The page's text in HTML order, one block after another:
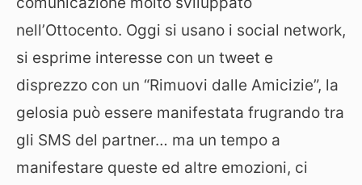
nell’Ottocento. Oggi si usano i social network,
si esprime interesse con un tweet e
disprezzo con un “Rimuovi dalle Amicizie”, la
gelosia può essere manifestata frugrando tra
gli SMS del partner… ma un tempo a
manifestare queste ed altre emozioni, ci